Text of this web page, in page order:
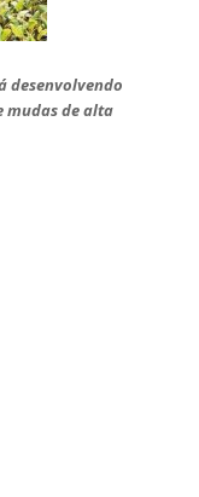
desenvolvendo
mudas de alta